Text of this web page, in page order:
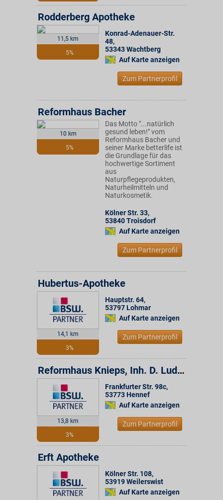
11,5 km
5%
Rodderberg Apotheke
Konrad-Adenauer-Str.
48,
53343Wachtberg
Auf Karte anzeigen
Zum Partnerprofil
10 km
5%
Reformhaus Bacher
Das Motto "...natürlich
gesund leben!" vom
Reformhaus Bacher und
seiner Marke betterlife ist
die Grundlage für das
hochwertige Sortiment
aus
Naturpflegeprodukten,
Naturheilmitteln und
Naturkosmetik.
Kölner Str. 33,
53840Troisdorf
Auf Karte anzeigen
Zum Partnerprofil
14,1 km
3%
Hubertus-Apotheke
Hauptstr. 64,
53797 Lohmar
Auf Karte anzeigen
Zum Partnerprofil
13,8 km
3%
Reformhaus Knieps, Inh. D. Ludwigs
Frankfurter Str. 98c,
53773 Hennef
Auf Karte anzeigen
Zum Partnerprofil
Erft Apotheke
Kölner Str. 108,
53919Weilerswist
Auf Karte anzeigen